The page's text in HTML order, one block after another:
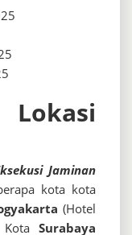
Jaminan
kota kota
(Hotel
Surabaya